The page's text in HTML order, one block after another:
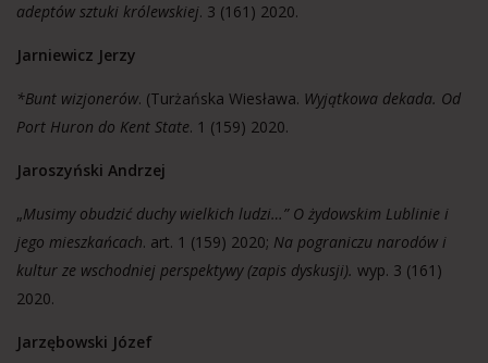
adeptów sztuki królewskiej. 3 (161) 2020.
Jarniewicz Jerzy
*Bunt wizjonerów. (Turżańska Wiesława. Wyjątkowa dekada. Od
Port Huron do Kent State. 1 (159) 2020.
Jaroszyński Andrzej
„Musimy obudzić duchy wielkich ludzi…” O żydowskim Lublinie i
jego mieszkańcach. art. 1 (159) 2020; Na pograniczu narodów i
kultur ze wschodniej perspektywy (zapis dyskusji). wyp. 3 (161)
2020.
Jarzębowski Józef